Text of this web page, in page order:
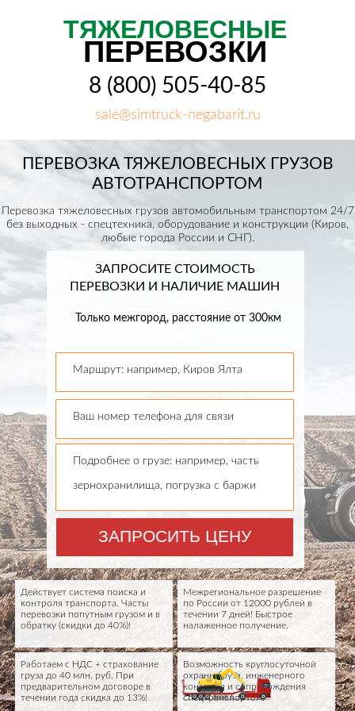
ТЯЖЕЛОВЕСНЫЕ
ПЕРЕВОЗКИ
8 (800) 505-40-85
sale@simtruck-negabarit.ru
ПЕРЕВОЗКА ТЯЖЕЛОВЕСНЫХ ГРУЗОВ
АВТОТРАНСПОРТОМ
Перевозка тяжеловесных грузов автомобильным транспортом 24/7
без выходных - спецтехника, оборудование и конструкции (Киров,
любые города России и СНГ).
ЗАПРОСИТЕ СТОИМОСТЬ
ПЕРЕВОЗКИ И НАЛИЧИЕ МАШИН
Только межгород, расстояние от 300км
ЗАПРОСИТЬ ЦЕНУ
Маршрут: например, Киров Ялта
Ваш номер телефона для связи
Подробнее о грузе: например, часть
зернохранилища, погрузка с баржи
Межрегиональное разрешение
по России от 12000 рублей в
течении 7 дней! Быстрое
налаженное получение.
Действует система поиска и
контроля транспорта. Часты
перевозки попутным грузом и в
обратку (скидки до 40%)!
Возможность круглосуточной
охраны груза, инженерного
контроля и сопровождения
спецтранспортом.
Работаем с НДС + страхование
груза до 40 млн. руб. При
предварительном договоре в
течении года скидка до 13%!